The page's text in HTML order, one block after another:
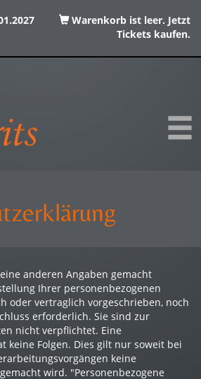
Warenkorb ist leer. Jetzt
Tickets kaufen.
anderen Angaben gemacht
Ihrer personenbezogenen
oder vertraglich vorgeschrieben, noch
erforderlich. Sie sind zur
nicht verpflichtet. Eine
keine Folgen. Dies gilt nur soweit bei
keine
wird. "Personenbezogene